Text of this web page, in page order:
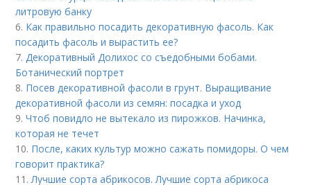
литровую банку
6. Как правильно посадить декоративную фасоль. Как
посадить фасоль и вырастить ее?
7.Декоративный Долихос со съедобными бобами.
Ботанический портрет
8. Посев декоративной фасоли в грунт. Выращивание
декоративной фасоли из семян: посадка и уход
9.Чтоб повидло не вытекало из пирожков. Начинка,
которая не течет
10. После, каких культур можно сажать помидоры. О чем
говорит практика?
11.Лучшие сорта абрикосов. Лучшие сорта абрикоса